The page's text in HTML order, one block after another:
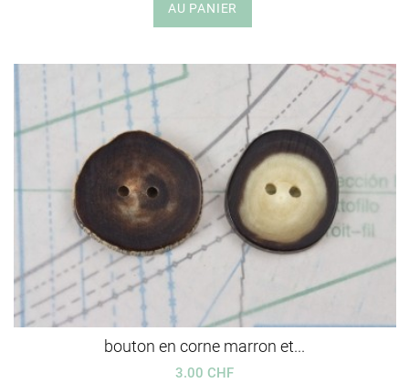
AU PANIER
bouton en corne marron et...
3.00 CHF